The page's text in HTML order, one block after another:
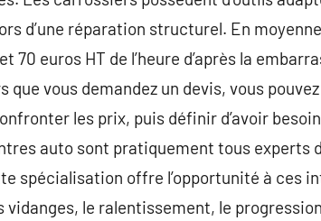
d’une réparation structurel. En
euros HT de l’heure d’après la
vous demandez un devis, vous
les prix, puis définir d’avoir
auto sont pratiquement tous experts
spécialisation offre l’opportunité à ces
le ralentissement, le